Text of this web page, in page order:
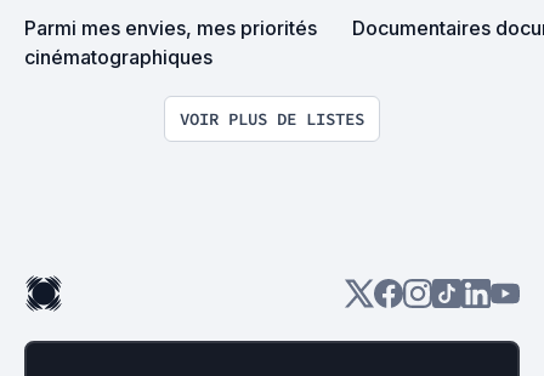
Parmi mes envies, mes priorités
cinématographiques
Documentaires
VOIR PLUS DE LISTES